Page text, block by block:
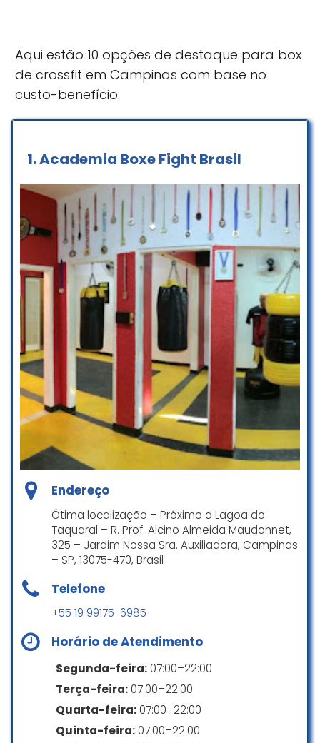
Aqui estão 10 opções de destaque para box
de crossfit em Campinas com base no
custo-benefício:
1.Academia Boxe Fight Brasil
Endereço
Ótima localização – Próximo a Lagoa do
Taquaral – R. Prof. Alcino Almeida Maudonnet,
325 – Jardim Nossa Sra. Auxiliadora, Campinas
– SP, 13075-470, Brasil
Telefone
+55 19 99175-6985
Horário de Atendimento
Segunda-feira: 07:00–22:00
Terça-feira: 07:00–22:00
Quarta-feira: 07:00–22:00
Quinta-feira: 07:00–22:00